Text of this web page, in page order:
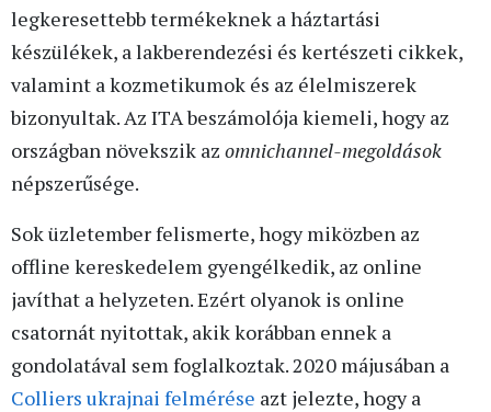
legkeresettebb termékeknek a háztartási
készülékek, a lakberendezési és kertészeti cikkek,
valamint a kozmetikumok és az élelmiszerek
bizonyultak. Az ITA beszámolója kiemeli, hogy az
országban növekszik az omnichannel-megoldások
népszerűsége.
Sok üzletember felismerte, hogy miközben az
offline kereskedelem gyengélkedik, az online
javíthat a helyzeten. Ezért olyanok is online
csatornát nyitottak, akik korábban ennek a
gondolatával sem foglalkoztak. 2020 májusában a
Colliers ukrajnai felmérése azt jelezte, hogy a